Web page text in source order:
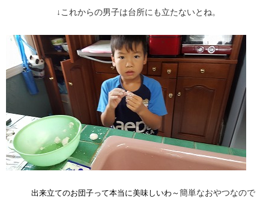
↓これからの男子は台所にも立たないとね。
出来立てのお団子って本当に美味しいわ～簡単なおやつなので